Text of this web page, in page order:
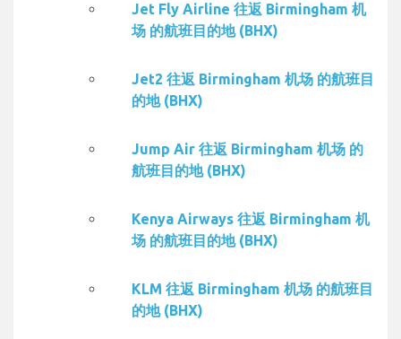
Jet Fly Airline 往返 Birmingham 机
场 的航班目的地 (BHX)
Jet2 往返 Birmingham 机场 的航班目
的地 (BHX)
Jump Air 往返 Birmingham 机场 的
航班目的地 (BHX)
Kenya Airways 往返 Birmingham 机
场 的航班目的地 (BHX)
KLM 往返 Birmingham 机场 的航班目
的地 (BHX)